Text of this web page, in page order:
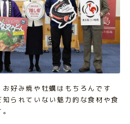
好み焼や牡蠣はもちろんです
られていない魅力的な食材や食